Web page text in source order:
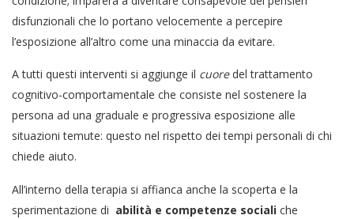
disfunzionali che lo portano velocemente a percepire
l’esposizione all’altro come una minaccia da evitare.
A tutti questi interventi si aggiunge il cuoredel trattamento
cognitivo-comportamentale che consiste nel sostenere la
persona ad una graduale e progressiva esposizione alle
situazioni temute: questo nel rispetto dei tempi personali di chi
chiede aiuto.
All’interno della terapia si affianca anche la scoperta e la
sperimentazione di abilità e competenze sociali che